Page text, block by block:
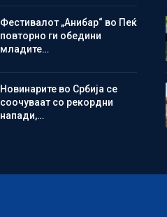
Фестивалот „Анибар“ во Пеќ
повторно ги обедини
младите…
Новинарите во Србија се
соочуваат со рекордни
напади,…